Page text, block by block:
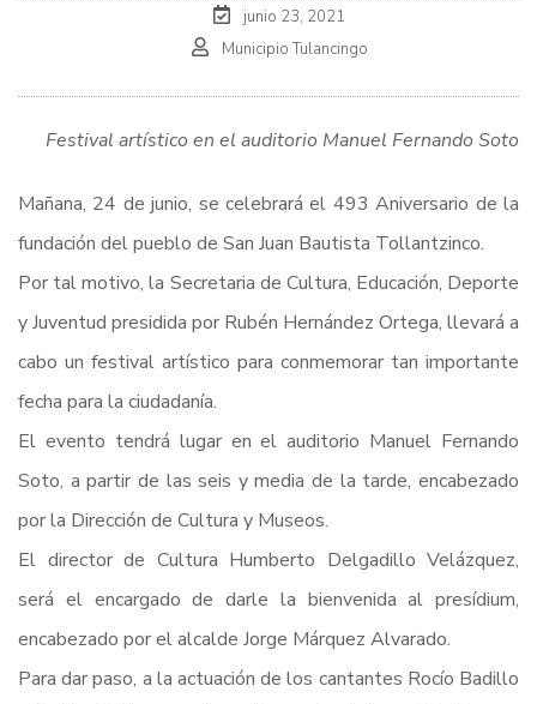
junio 23, 2021
Municipio Tulancingo
Festival artístico en el auditorio Manuel Fernando Soto
Mañana, 24 de junio, se celebrará el 493 Aniversario de la
fundación del pueblo de San Juan Bautista Tollantzinco.
Por tal motivo, la Secretaria de Cultura, Educación, Deporte
y Juventud presidida por Rubén Hernández Ortega, llevará a
cabo un festival artístico para conmemorar tan importante
fecha para la ciudadanía.
El evento tendrá lugar en el auditorio Manuel Fernando
Soto, a partir de las seis y media de la tarde, encabezado
por la Dirección de Cultura y Museos.
El director de Cultura Humberto Delgadillo Velázquez,
será el encargado de darle la bienvenida al presídium,
encabezado por el alcalde Jorge Márquez Alvarado.
Para dar paso, a la actuación de los cantantes Rocío Badillo